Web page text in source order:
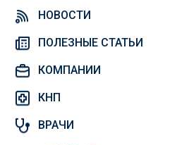
НОВОСТИ
ПОЛЕЗНЫЕ СТАТЬИ
КОМПАНИИ
КНП
ВРАЧИ